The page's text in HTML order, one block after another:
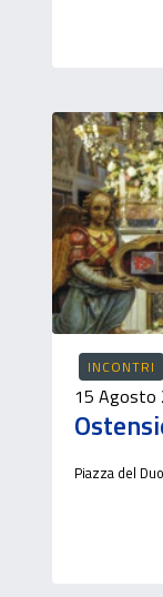
INCONTRI
15 Agosto
Piazza del